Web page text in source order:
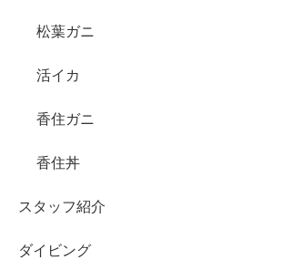
松葉ガニ
活イカ
香住ガニ
香住丼
スタッフ紹介
ダイビング